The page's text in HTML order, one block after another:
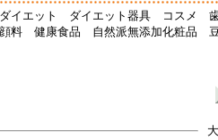
ダイエット ダイエット器具 コスメ
料 健康食品 自然派無添加化粧品